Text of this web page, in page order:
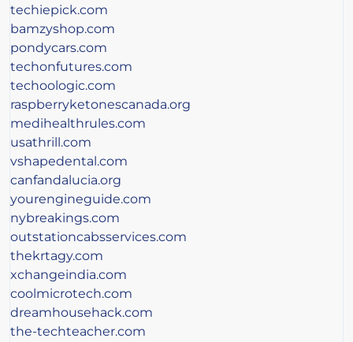
techiepick.com
bamzyshop.com
pondycars.com
techonfutures.com
techoologic.com
raspberryketonescanada.org
medihealthrules.com
usathrill.com
vshapedental.com
canfandalucia.org
yourengineguide.com
nybreakings.com
outstationcabsservices.com
thekrtagy.com
xchangeindia.com
coolmicrotech.com
dreamhousehack.com
the-techteacher.com